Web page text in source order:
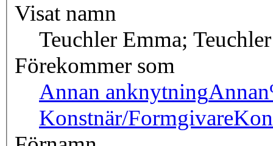
Visat namn
Teuchler Emma;
Förekommer som
Annan anknytning
Konstnär/Formgivare